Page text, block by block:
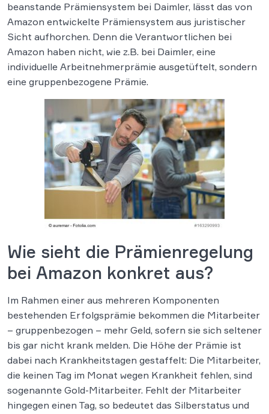
beanstande Prämiensystem bei Daimler, lässt das von
Amazon entwickelte Prämiensystem aus juristischer
Sicht aufhorchen. Denn die Verantwortlichen bei
Amazon haben nicht, wie z.B. bei Daimler, eine
individuelle Arbeitnehmerprämie ausgetüftelt, sondern
eine gruppenbezogene Prämie.
Wie sieht die Prämienregelung
bei Amazon konkret aus?
Im Rahmen einer aus mehreren Komponenten
bestehenden Erfolgsprämie bekommen die Mitarbeiter
– gruppenbezogen – mehr Geld, sofern sie sich seltener
bis gar nicht krank melden. Die Höhe der Prämie ist
dabei nach Krankheitstagen gestaffelt: Die Mitarbeiter,
die keinen Tag im Monat wegen Krankheit fehlen, sind
sogenannte Gold-Mitarbeiter. Fehlt der Mitarbeiter
hingegen einen Tag, so bedeutet das Silberstatus und